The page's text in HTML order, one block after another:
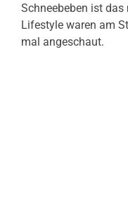
Schneebeben ist
Lifestyle waren am
mal angeschaut.